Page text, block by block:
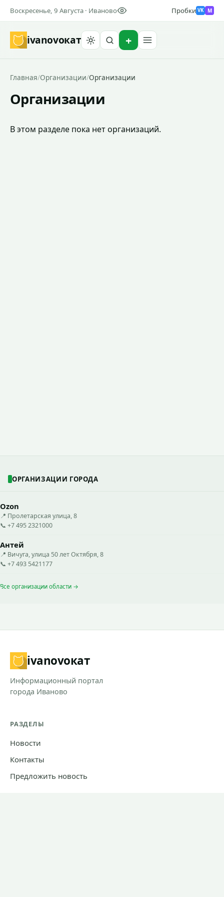
Воскресенье, 9 Августа · Иваново Пробки VK M
ivanovoкат
Главная/Организации/Организации
Организации
В этом разделе пока нет организаций.
ОРГАНИЗАЦИИ ГОРОДА
Ozon
📍 Пролетарская улица, 8
📞 +7 495 2321000
Антей
📍 Вичуга, улица 50 лет Октября, 8
📞 +7 493 5421177
Все организации области →
ivanovoкат
Информационный портал
города Иваново
РАЗДЕЛЫ
Новости
Контакты
Предложить новость